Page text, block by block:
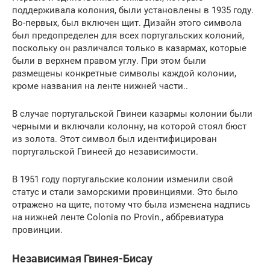
поддерживала колония, были установлены в 1935 году.
Во-первых, был включен щит. Дизайн этого символа
был предопределен для всех португальских колоний,
поскольку он различался только в казармах, которые
были в верхнем правом углу. При этом были
размещены конкретные символы каждой колонии,
кроме названия на ленте нижней части..
В случае португальской Гвинеи казармы колонии были
черными и включали колонну, на которой стоял бюст
из золота. Этот символ был идентифицирован
португальской Гвинеей до независимости.
В 1951 году португальские колонии изменили свой
статус и стали заморскими провинциями. Это было
отражено на щите, потому что была изменена надпись
на нижней ленте Colonia по Provin., аббревиатура
провинции.
Независимая Гвинея-Бисау